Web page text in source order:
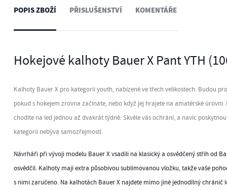
POPIS ZBOŽÍ
Hokejové kalhoty Bauer X Pant YTH
Kalhoty Bauer X pro kategorii youth, nabízené ve třech velikostech. Budou
pokud s hokejem zrovna začínáte, nebo když jej hrajete na amatérské úrovni.
chodíte na led jednou až dvakrát týdně. Skvěle vás ochrání, a navíc
kategorii nebývá samozřejmostí.
Návrháři při vývoji modelu Bauer X vsadili na klasický a osvědčený střih od
osvědčil. Kalhoty mají extra působivou sublimovanou vložku, takže vaše
s nimi zaručeno. Na kalhotách Bauer X najdete mimo jiné jednodílný chránič
PŘISLUŠENSTVÍ KOMENTÁŘE